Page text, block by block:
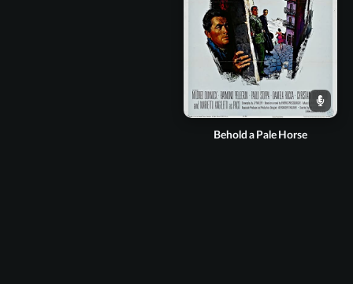
Behold a Pale Horse